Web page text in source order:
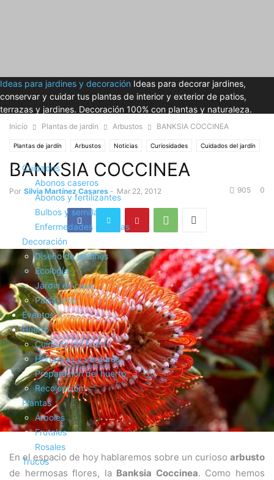
Ideas para jardines y decoración Ideas para decorar jardines,
conservar y cuidar tus plantas de interior y exterior de patios,
terrazas y jardines. Decoración 100% con plantas y naturaleza.
Cuidados
Abonos caseros
Abonos y fertilizantes
Bulbos y semillas
Enfermedades y plagas
Decoración
Diseño de jardines
Ecología
Jardín en casa
Paisajismo
Eventos
Huerto
Cuidado del huerto
Hortalizas y verduras
Preparación del huerto
Recolección
Plantas
Árboles
Frutales
Rosales
Trucos
Inicio Plantas de jardín Arbustos BANKSIA COCCINEA
Plantas de jardín Arbustos Noticias Curiosidades Cuidados del jardín
Plantación
BANKSIA COCCINEA
Por Silvia Martínez Casares - Mar 22, 2012 0
905
En el espacio de hoy hablaremos sobre un curioso arbusto
de hermosas flores, la Banksia Coccinea. Como hemos